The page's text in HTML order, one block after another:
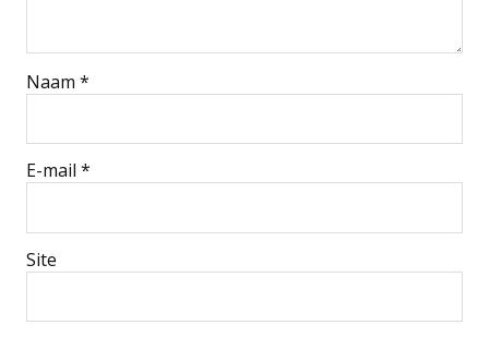
Naam *
E-mail *
Site